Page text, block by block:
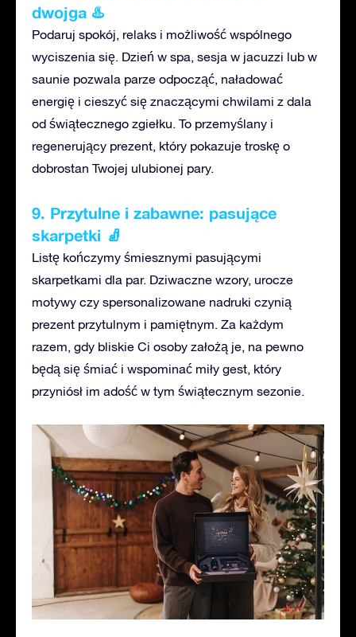
dwojga ♨️
Podaruj spokój, relaks i możliwość wspólnego
wyciszenia się. Dzień w spa, sesja w jacuzzi lub w
saunie pozwala parze odpocząć, naładować
energię i cieszyć się znaczącymi chwilami z dala
od świątecznego zgiełku. To przemyślany i
regenerujący prezent, który pokazuje troskę o
dobrostan Twojej ulubionej pary.
9. Przytulne i zabawne: pasujące
skarpetki 🧦
Listę kończymy śmiesznymi pasującymi
skarpetkami dla par. Dziwaczne wzory, urocze
motywy czy spersonalizowane nadruki czynią
prezent przytulnym i pamiętnym. Za każdym
razem, gdy bliskie Ci osoby założą je, na pewno
będą się śmiać i wspominać miły gest, który
przyniósł im adość w tym świątecznym sezonie.